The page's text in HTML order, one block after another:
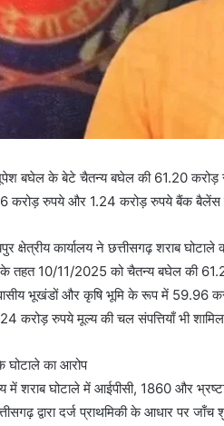
बघेल के बेटे चैतन्य बघेल की 61.20 करोड़
करोड़ रुपये और 1.24 करोड़ रुपये बैंक बैलेंस
क्षेत्रीय कार्यालय ने छत्तीसगढ़ शराब
तहत 10/11/2025 को चैतन्य बघेल की
भूखंडों और कृषि भूमि के रूप में 59.96
करोड़ रुपये मूल्य की चल संपत्तियाँ भी
का आरोप
में शराब घोटाले में आईपीसी, 1860 और
द्वारा दर्ज प्राथमिकी के आधार पर